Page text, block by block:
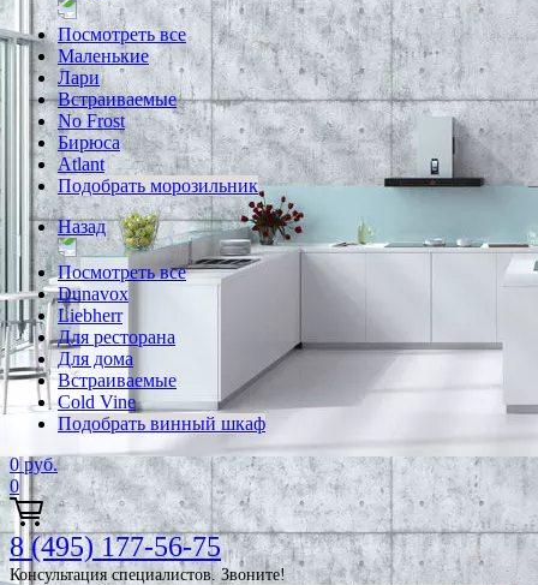
Посмотреть все
Маленькие
Лари
Встраиваемые
No Frost
Бирюса
Atlant
Подобрать морозильник
Назад
Посмотреть все
Dunavox
Liebherr
Для ресторана
Для дома
Встраиваемые
Cold Vine
Подобрать винный шкаф
0 руб.
0
8 (495) 177-56-75
Консультация специалистов. Звоните!